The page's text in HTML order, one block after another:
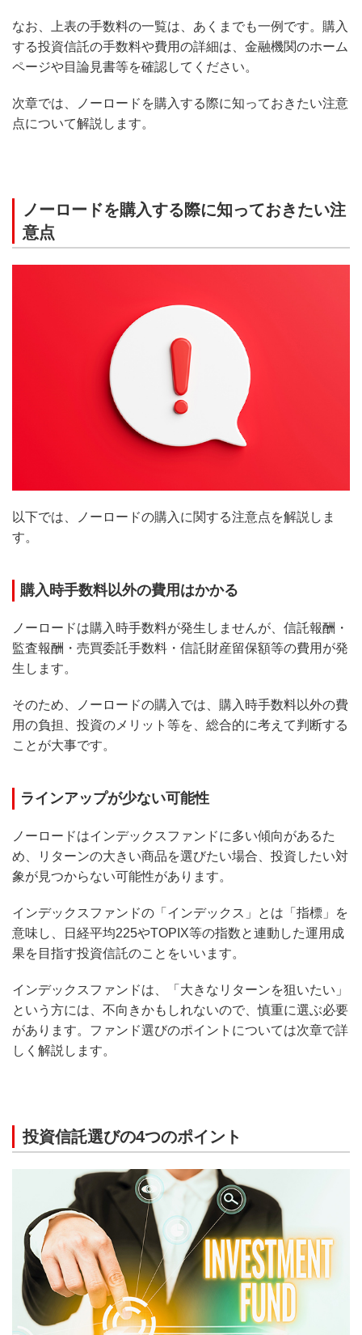
なお、上表の手数料の一覧は、あくまでも一例です。購入
する投資信託の手数料や費用の詳細は、金融機関のホーム
ページや目論見書等を確認してください。
次章では、ノーロードを購入する際に知っておきたい注意
点について解説します。
ノーロードを購入する際に知っておきたい注
意点
以下では、ノーロードの購入に関する注意点を解説しま
す。
購入時手数料以外の費用はかかる
ノーロードは購入時手数料が発生しませんが、信託報酬・
監査報酬・売買委託手数料・信託財産留保額等の費用が発
生します。
そのため、ノーロードの購入では、購入時手数料以外の費
用の負担、投資のメリット等を、総合的に考えて判断する
ことが大事です。
ラインアップが少ない可能性
ノーロードはインデックスファンドに多い傾向があるた
め、リターンの大きい商品を選びたい場合、投資したい対
象が見つからない可能性があります。
インデックスファンドの「インデックス」とは「指標」を
意味し、日経平均225やTOPIX等の指数と連動した運用成
果を目指す投資信託のことをいいます。
インデックスファンドは、「大きなリターンを狙いたい」
という方には、不向きかもしれないので、慎重に選ぶ必要
があります。ファンド選びのポイントについては次章で詳
しく解説します。
投資信託選びの4つのポイント